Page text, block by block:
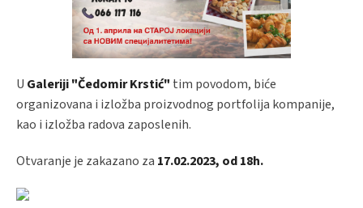
U Galeriji "Čedomir Krstić" tim povodom, biće
organizovana i izložba proizvodnog portfolija kompanije,
kao i izložba radova zaposlenih.
Otvaranje je zakazano za 17.02.2023, od 18h.